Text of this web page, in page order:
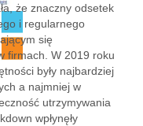
że znaczny odsetek
i regularnego
się
firmach. W 2019 roku
były najbardziej
a najmniej w
utrzymywania
wpłynęły